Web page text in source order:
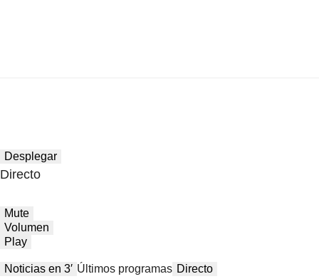
Desplegar
Directo
Mute
Volumen
Play
Noticias en 3′ Últimos programas Directo